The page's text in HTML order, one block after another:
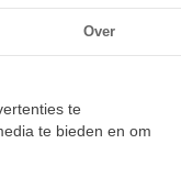
Over
te
te bieden en om